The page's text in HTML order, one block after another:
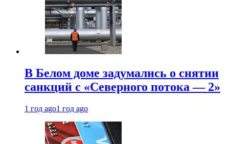
В Белом доме задумались о снятии
санкций с «Северного потока — 2»
1 год ago1 год ago